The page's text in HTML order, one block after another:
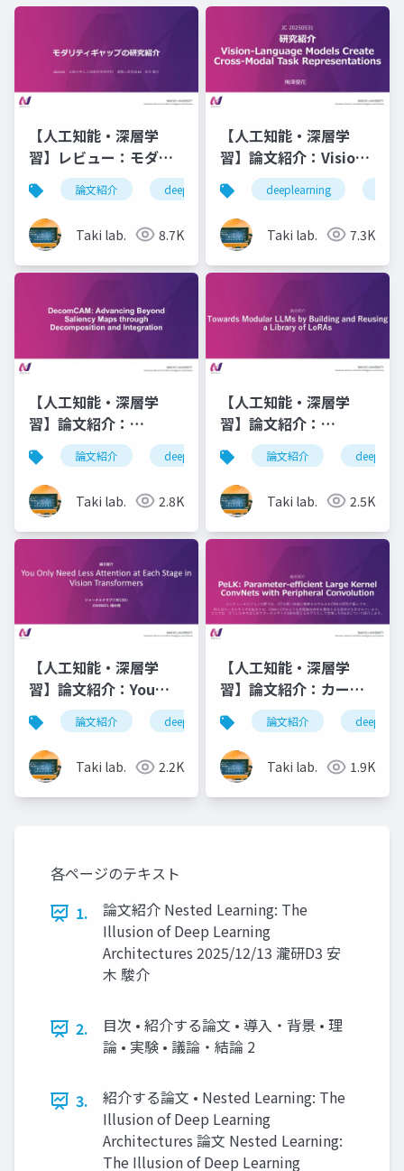
【人工知能・深層学
習】レビュー：モダリ
ティギャップの研究紹
介
論文紹介 deeplearning 深層学習
Taki lab. 8.7K
【人工知能・深層学
習】論文紹介：Vision-
Language Models
Create Cross-Modal
Task
Representations
deeplearning
Taki lab. 7.3K
【人工知能・深層学
習】論文紹介：
DecomCAM:
Advancing Beyond
Saliency Maps
through
Decomposition and
論文紹介 deeplearning 人工知能 深層学
Taki lab. 2.8K
【人工知能・深層学
習】論文紹介：
Towards Modular
LLMs by Building and
Reusing a Library of
LoRAs
論文紹介
Taki lab. 2.5K
【人工知能・深層学
習】論文紹介：You
Only Need Less
Attention at Each
Stage in Vision
Transformers
論文紹介 deeplearning 人工知能 深層学
Taki lab. 2.2K
【人工知能・深層学
習】論文紹介：カーネ
ルサイズ100を超える
CNN - PeLK
論文紹介
Taki lab. 1.9K
各ページのテキスト
1.
論文紹介 Nested Learning: The
Illusion of Deep Learning
Architectures 2025/12/13 瀧研D3 安
木 駿介
2.
目次 • 紹介する論文 • 導入・背景 • 理
論 • 実験 • 議論・結論 2
3.
紹介する論文 • Nested Learning: The
Illusion of Deep Learning
Architectures 論文 Nested Learning:
The Illusion of Deep Learning